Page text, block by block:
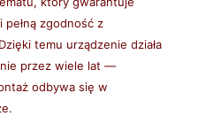
zgodność z
temu urządzenie działa
przez wiele lat —
odbywa się w